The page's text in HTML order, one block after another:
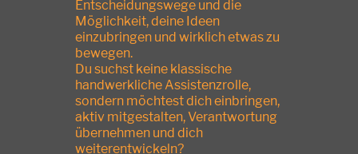
Entscheidungswege und die
Möglichkeit, deine Ideen
einzubringen und wirklich etwas zu
bewegen.
Du suchst keine klassische
handwerkliche Assistenzrolle,
sondern möchtest dich einbringen,
aktiv mitgestalten, Verantwortung
übernehmen und dich
weiterentwickeln?